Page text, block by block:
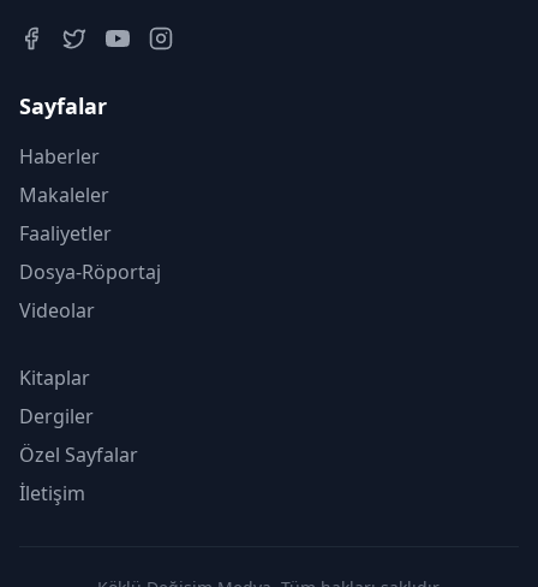
Sayfalar
Haberler
Makaleler
Faaliyetler
Dosya-Röportaj
Videolar
Kitaplar
Dergiler
Özel Sayfalar
İletişim